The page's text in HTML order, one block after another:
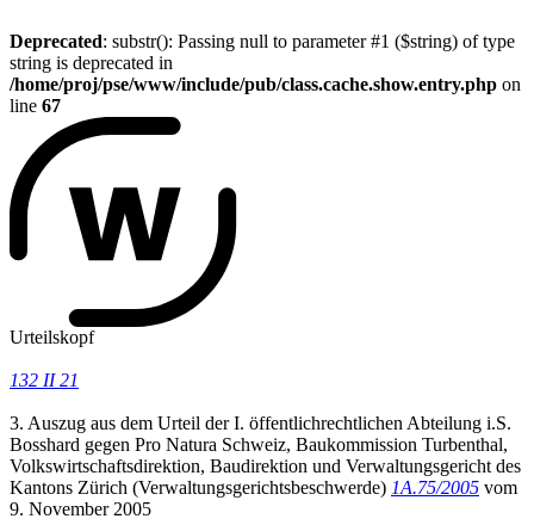
Deprecated: substr(): Passing null to parameter #1 ($string) of type
string is deprecated in
/home/proj/pse/www/include/pub/class.cache.show.entry.php on
line 67
Urteilskopf
132 II 21
3. Auszug aus dem Urteil der I. öffentlichrechtlichen Abteilung i.S.
Bosshard gegen Pro Natura Schweiz, Baukommission Turbenthal,
Volkswirtschaftsdirektion, Baudirektion und Verwaltungsgericht des
Kantons Zürich (Verwaltungsgerichtsbeschwerde) 1A.75/2005 vom
9. November 2005